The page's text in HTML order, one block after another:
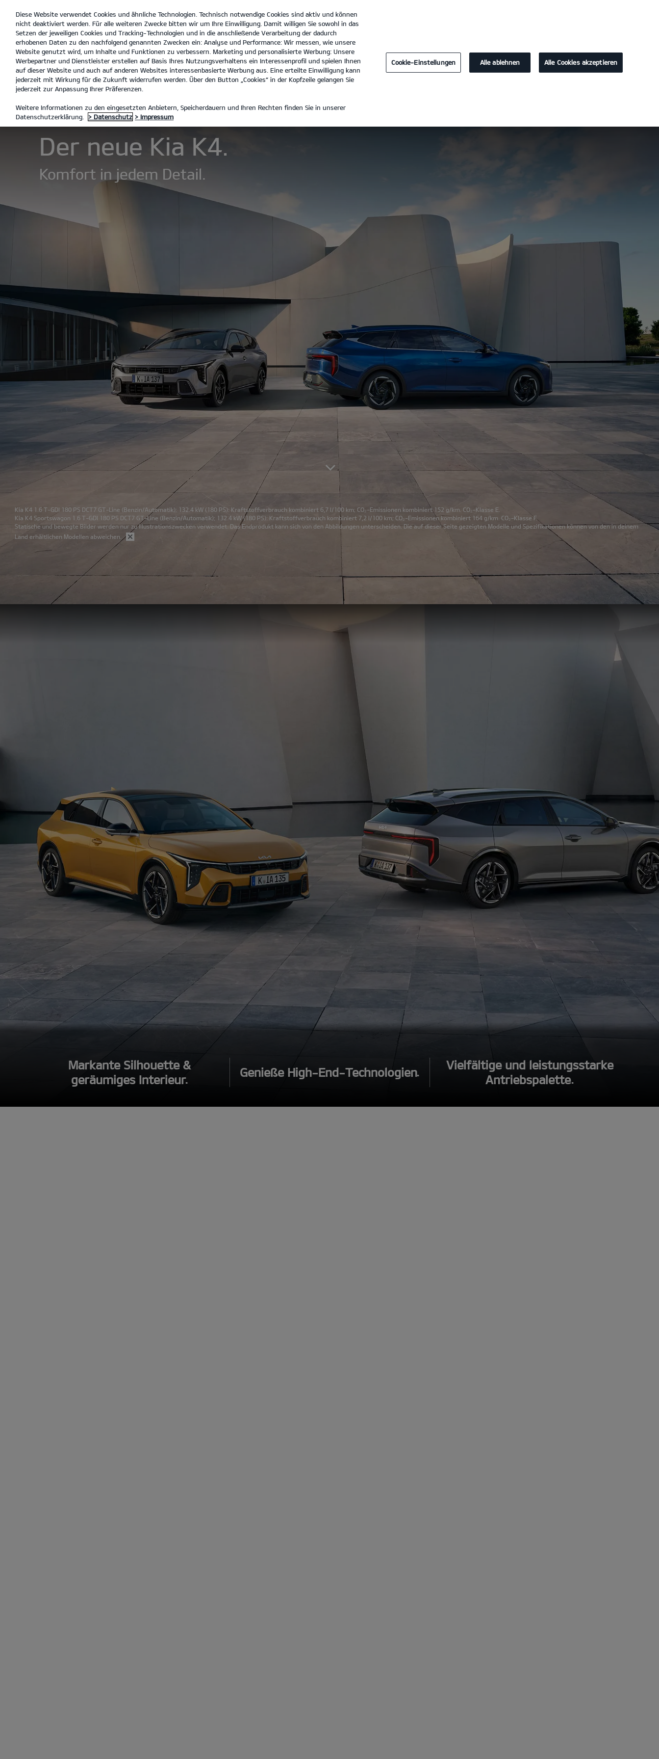
open
menu
PS Union GmbH Tel. :0345 - 212910
Der Kia K4 Entdecken Probefahrt / Angebot
MODELLE
Der neue Kia K4.
Komfort in jedem Detail.
Kia K4 1.6 T-GDI 180 PS DCT7 GT-Line (Benzin/Automatik); 132.4 kW (180 PS): Kraftstoffverbrauch kombiniert 6,7 l/100 km; CO₂-Emissionen kombiniert 152 g/km. CO₂-Klasse E.
Kia K4 Sportswagon 1.6 T-GDI 180 PS DCT7 GT-Line (Benzin/Automatik); 132.4 kW (180 PS): Kraftstoffverbrauch kombiniert 7,2 l/100 km; CO₂-Emissionen kombiniert 164 g/km. CO₂-Klasse F.
Statische und bewegte Bilder werden nur zu Illustrationszwecken verwendet. Das Endprodukt kann sich von den Abbildungen unterscheiden. Die auf dieser Seite gezeigten Modelle und Spezifikationen können von den in deinem
Land erhältlichen Modellen abweichen.
Markante Silhouette &
geräumiges Interieur.
Genieße High-End-Technologien.
Vielfältige und leistungsstarke
Antriebspalette.
Diese Website verwendet Cookies und ähnliche Technologien. Technisch notwendige Cookies sind aktiv und können
nicht deaktiviert werden. Für alle weiteren Zwecke bitten wir um Ihre Einwilligung. Damit willigen Sie sowohl in das
Setzen der jeweiligen Cookies und Tracking-Technologien und in die anschließende Verarbeitung der dadurch
erhobenen Daten zu den nachfolgend genannten Zwecken ein: Analyse und Performance: Wir messen, wie unsere
Website genutzt wird, um Inhalte und Funktionen zu verbessern. Marketing und personalisierte Werbung: Unsere
Werbepartner und Dienstleister erstellen auf Basis Ihres Nutzungsverhaltens ein Interessenprofil und spielen Ihnen
auf dieser Website und auch auf anderen Websites interessenbasierte Werbung aus. Eine erteilte Einwilligung kann
jederzeit mit Wirkung für die Zukunft widerrufen werden. Über den Button „Cookies“ in der Kopfzeile gelangen Sie
jederzeit zur Anpassung Ihrer Präferenzen.
Weitere Informationen zu den eingesetzten Anbietern, Speicherdauern und Ihren Rechten finden Sie in unserer
Datenschutzerklärung.
> Datenschutz > Impressum
Cookie-Einstellungen Alle ablehnen Alle Cookies akzeptieren